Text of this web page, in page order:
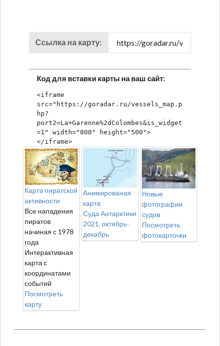
Ссылка на карту:
Код для вставки карты на ваш сайт:
<iframe
src="https://goradar.ru/vessels_map.p
hp?
port2=La+Garenne%2dColombes&is_widget
=1" width="800" height="500">
</iframe>
Карта пиратской
активности
Все нападения
пиратов
начиная с 1978
года
Интерактивная
карта с
координатами
событий
Посмотреть
карту
Анимированая
карта
Суда Антарктики
2021, октябрь-
декабрь
Новые
фотографии
судов
Посмотреть
фотокарточки